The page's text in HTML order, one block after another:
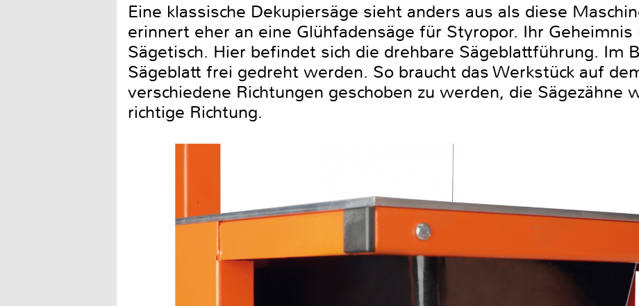
Eine klassische Dekupiersäge sieht anders aus als diese
erinnert eher an eine Glühfadensäge für Styropor. Ihr
Sägetisch. Hier befindet sich die drehbare Sägeblattführung. Im
Sägeblatt frei gedreht werden. So braucht das Werkstück auf
verschiedene Richtungen geschoben zu werden, die Sägezähne
richtige Richtung.